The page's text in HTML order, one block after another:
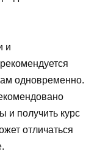
и
одновременно.
и получить курс
отличаться